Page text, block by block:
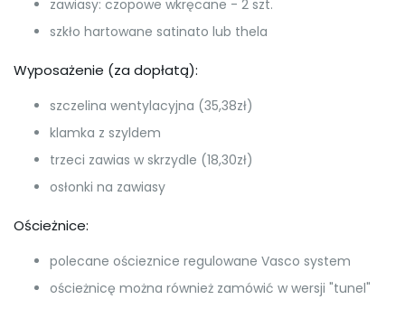
zawiasy: czopowe wkręcane - 2 szt.
szkło hartowane satinato lub thela
Wyposażenie (za dopłatą):
szczelina wentylacyjna (35,38zł)
klamka z szyldem
trzeci zawias w skrzydle (18,30zł)
osłonki na zawiasy
Ościeżnice:
polecane ościeznice regulowane Vasco system
ościeżnicę można również zamówić w wersji "tunel"